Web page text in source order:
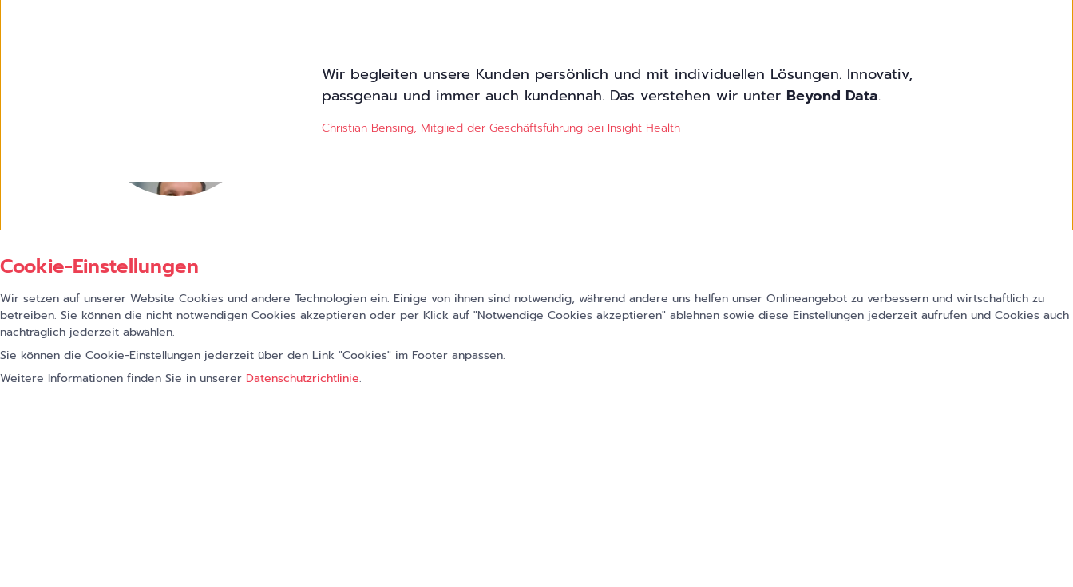
Christian Bensing,
Marketing und Vertrieb
bei Insight Health
Wir begleiten unsere Kunden persönlich und mit individuellen Lösungen. Innovativ,
passgenau und immer auch kundennah. Das verstehen wir unter Beyond Data.
Christian Bensing, Mitglied der Geschäftsführung bei Insight Health
Wir sind Teil der
CompuGroup Medical
Cookie-Einstellungen
Wir setzen auf unserer Website Cookies und andere Technologien ein. Einige von ihnen sind notwendig, während andere uns helfen unser Onlineangebot zu verbessern und wirtschaftlich zu
betreiben. Sie können die nicht notwendigen Cookies akzeptieren oder per Klick auf "Notwendige Cookies akzeptieren" ablehnen sowie diese Einstellungen jederzeit aufrufen und Cookies auch
nachträglich jederzeit abwählen.
Sie können die Cookie-Einstellungen jederzeit über den Link "Cookies" im Footer anpassen.
Weitere Informationen finden Sie in unserer Datenschutzrichtlinie.